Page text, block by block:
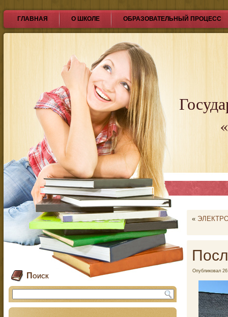
ГЛАВНАЯ О ШКОЛЕ ОБРАЗОВАТЕЛЬНЫЙ ПРОЦЕСС
Поиск
«
Опубликовал